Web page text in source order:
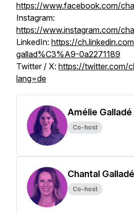
https://www.facebook.com/
Instagram:
https://www.instagram.com/
LinkedIn: https://
gallad%C3%A9-0a2271189
Twitter / X: https://twitter.com/
lang=de
Amélie Galladé
Co-host
Chantal Galladé
Co-host